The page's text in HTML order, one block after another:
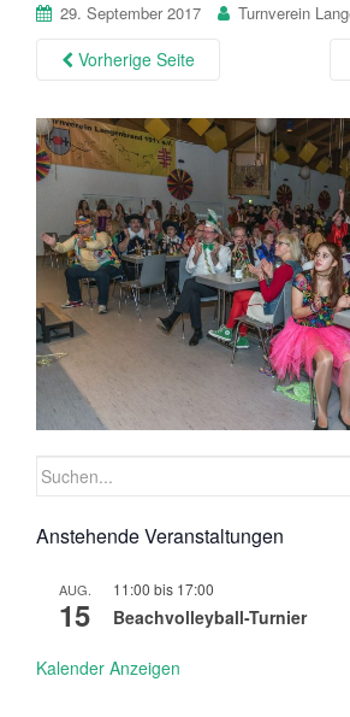
29. September 2017 Turnverein
Vorherige Seite
Suchen
Anstehende Veranstaltungen
AUG.
15
11:00 bis 17:00
Beachvolleyball-Turnier
Kalender Anzeigen